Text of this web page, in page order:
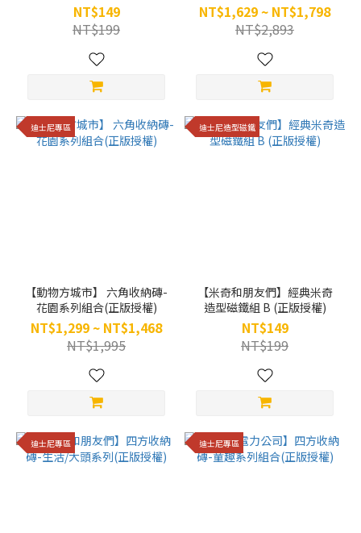
NT$149
NT$199
NT$1,629 ~ NT$1,798
NT$2,893
迪士尼專區
【動物方城市】 六角收納磚-
花園系列組合(正版授權)
NT$1,299 ~ NT$1,468
NT$1,995
迪士尼造型磁鐵
【米奇和朋友們】經典米奇
造型磁鐵組 B (正版授權)
NT$149
NT$199
迪士尼專區 迪士尼專區